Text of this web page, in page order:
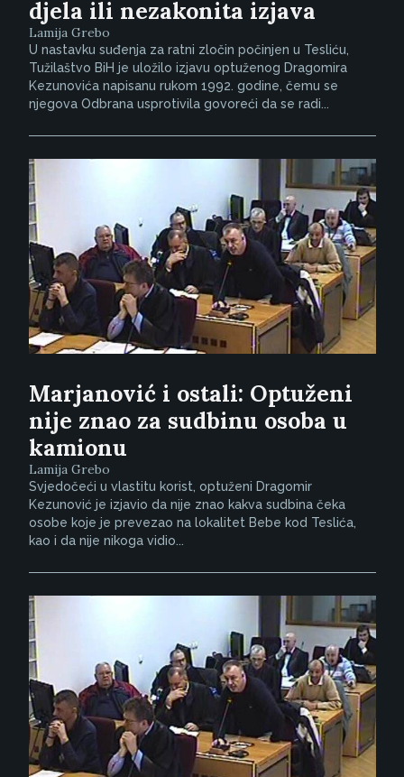
djela ili nezakonita izjava
Lamija Grebo
U nastavku suđenja za ratni zločin počinjen u Tesliću,
Tužilaštvo BiH je uložilo izjavu optuženog Dragomira
Kezunovića napisanu rukom 1992. godine, čemu se
njegova Odbrana usprotivila govoreći da se radi...
Marjanović i ostali: Optuženi
nije znao za sudbinu osoba u
kamionu
Lamija Grebo
Svjedočeći u vlastitu korist, optuženi Dragomir
Kezunović je izjavio da nije znao kakva sudbina čeka
osobe koje je prevezao na lokalitet Bebe kod Teslića,
kao i da nije nikoga vidio...